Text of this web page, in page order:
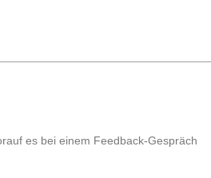
es bei einem Feedback-Gespräch